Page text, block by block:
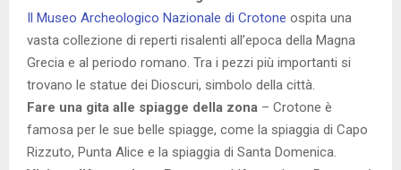
Il Museo Archeologico Nazionale di Crotone ospita una
vasta collezione di reperti risalenti all’epoca della Magna
Grecia e al periodo romano. Tra i pezzi più importanti si
trovano le statue dei Dioscuri, simbolo della città.
Fare una gita alle spiagge della zona – Crotone è
famosa per le sue belle spiagge, come la spiaggia di Capo
Rizzuto, Punta Alice e la spiaggia di Santa Domenica.